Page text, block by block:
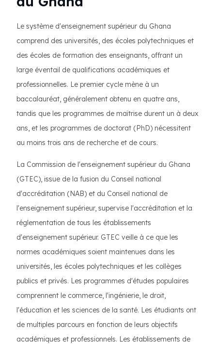
Le système d'enseignement supérieur du Ghana
comprend des universités, des écoles polytechniques et
des écoles de formation des enseignants, offrant un
large éventail de qualifications académiques et
professionnelles. Le premier cycle mène à un
baccalauréat, généralement obtenu en quatre ans,
tandis que les programmes de maîtrise durent un à deux
ans, et les programmes de doctorat (PhD) nécessitent
au moins trois ans de recherche et de cours.
La Commission de l'enseignement supérieur du Ghana
(GTEC), issue de la fusion du Conseil national
d'accréditation (NAB) et du Conseil national de
l'enseignement supérieur, supervise l'accréditation et la
réglementation de tous les établissements
d'enseignement supérieur. GTEC veille à ce que les
normes académiques soient maintenues dans les
universités, les écoles polytechniques et les collèges
publics et privés. Les programmes d'études populaires
comprennent le commerce, l'ingénierie, le droit,
l'éducation et les sciences de la santé. Les étudiants ont
de multiples parcours en fonction de leurs objectifs
académiques et professionnels. Les établissements de